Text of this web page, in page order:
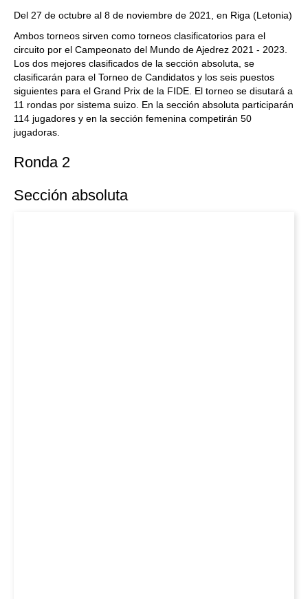
Del 27 de octubre al 8 de noviembre de 2021, en Riga (Letonia)
Ambos torneos sirven como torneos clasificatorios para el
circuito por el Campeonato del Mundo de Ajedrez 2021 - 2023.
Los dos mejores clasificados de la sección absoluta, se
clasificarán para el Torneo de Candidatos y los seis puestos
siguientes para el Grand Prix de la FIDE. El torneo se disutará a
11 rondas por sistema suizo. En la sección absoluta participarán
114 jugadores y en la sección femenina competirán 50
jugadoras.
Ronda 2
Sección absoluta